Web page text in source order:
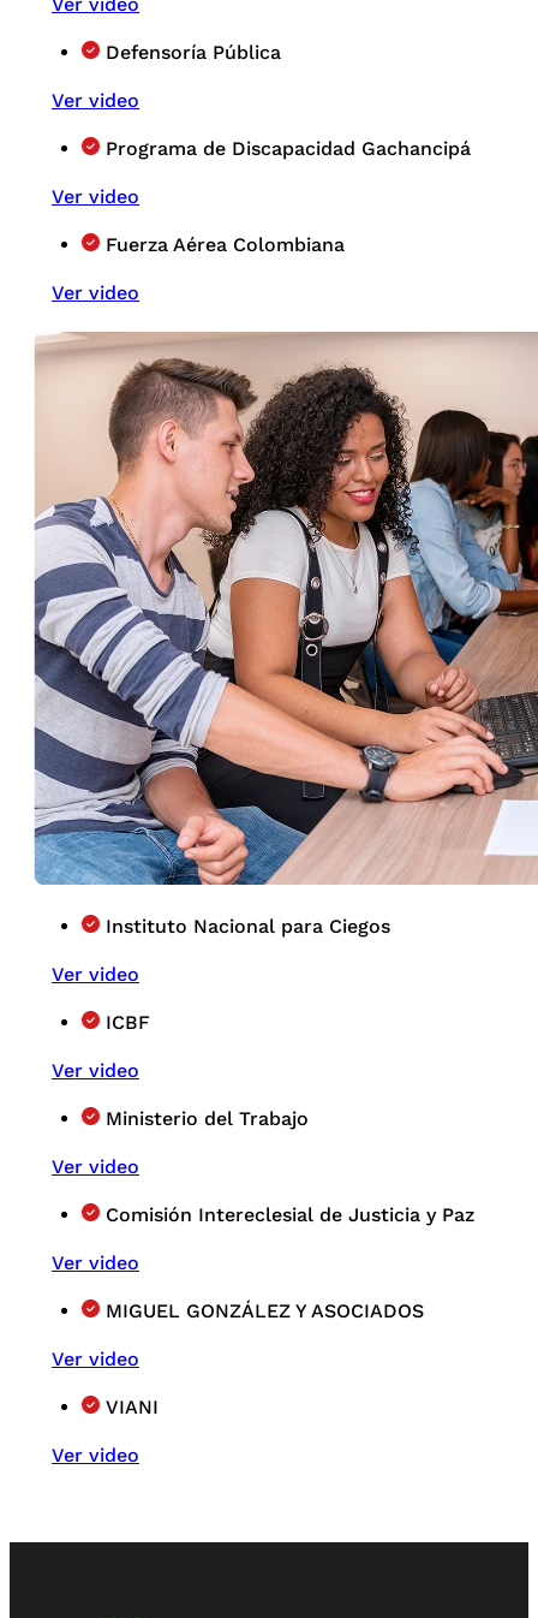
Ver video
Defensoría Pública
Ver video
Programa de Discapacidad Gachancipá
Ver video
Fuerza Aérea Colombiana
Ver video
Instituto Nacional para Ciegos
Ver video
ICBF
Ver video
Ministerio del Trabajo
Ver video
Comisión Intereclesial de Justicia y Paz
Ver video
MIGUEL GONZÁLEZ Y ASOCIADOS
Ver video
VIANI
Ver video